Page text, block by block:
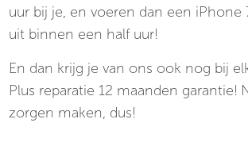
uur bij je, en voeren dan een iPhone
uit binnen een half uur!
En dan krijg je van ons ook nog bij
Plus reparatie 12 maanden garantie!
zorgen maken, dus!